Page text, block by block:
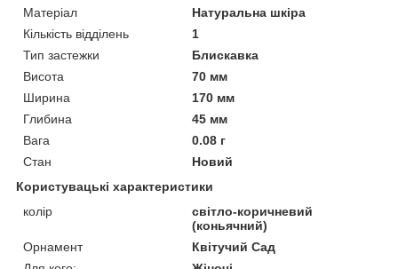
Матеріал
Натуральна шкіра
Кількість відділень
1
Тип застежки
Блискавка
Висота
70 мм
Ширина
170 мм
Глибина
45 мм
Вага
0.08 г
Стан
Новий
Користувацькі характеристики
колір
світло-коричневий
(коньячний)
Орнамент
Квітучий Сад